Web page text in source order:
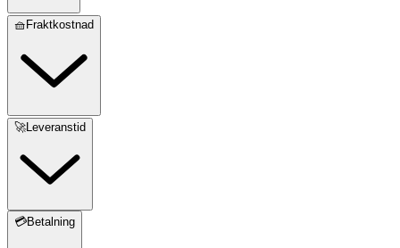
🧺Fraktkostnad
🚀Leveranstid
💳Betalning